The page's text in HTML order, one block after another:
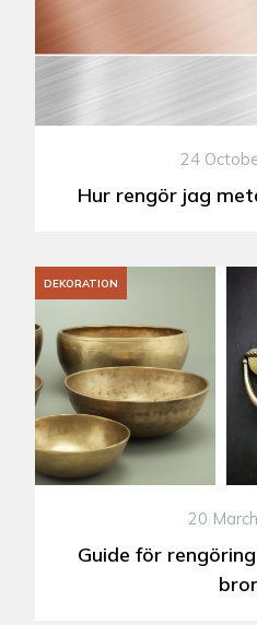
24
Hur rengör jag
DEKORATION
20
Guide för